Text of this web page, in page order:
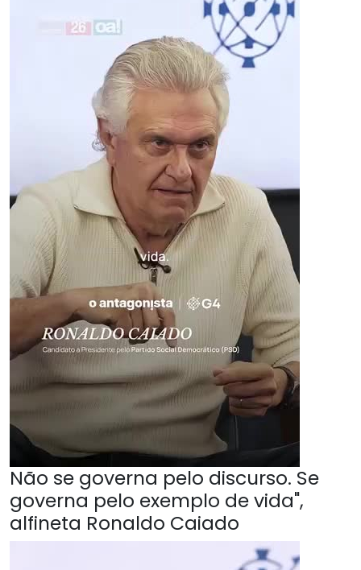
Não se governa pelo discurso. Se
governa pelo exemplo de vida",
alfineta Ronaldo Caiado